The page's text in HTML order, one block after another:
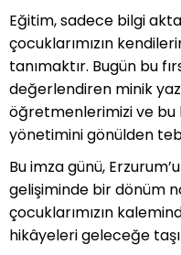
Eğitim, sadece bilgi
çocuklarımızın
tanımaktır. Bugün bu
değerlendiren minik
öğretmenlerimizi ve bu
yönetimini gönülden
Bu imza günü,
gelişiminde bir dönüm
çocuklarımızın
hikâyeleri geleceğe